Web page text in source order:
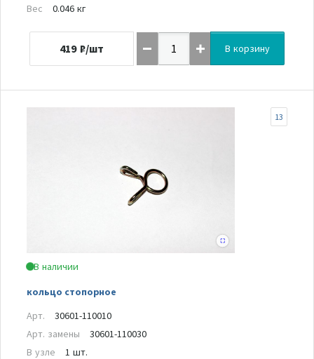
Вес
0.046 кг
419 ₽/шт В корзину
В наличии
кольцо стопорное
13
Арт.
30601-110010
Арт. замены
30601-110030
В узле
1 шт.